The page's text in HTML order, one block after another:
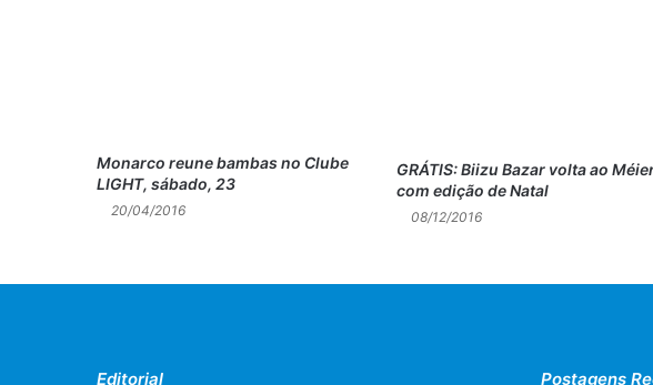
Monarco reune bambas no Clube
LIGHT, sábado, 23
20/04/2016
GRÁTIS: Biizu Bazar volta ao
com edição de Natal
08/12/2016
Editorial Postagens